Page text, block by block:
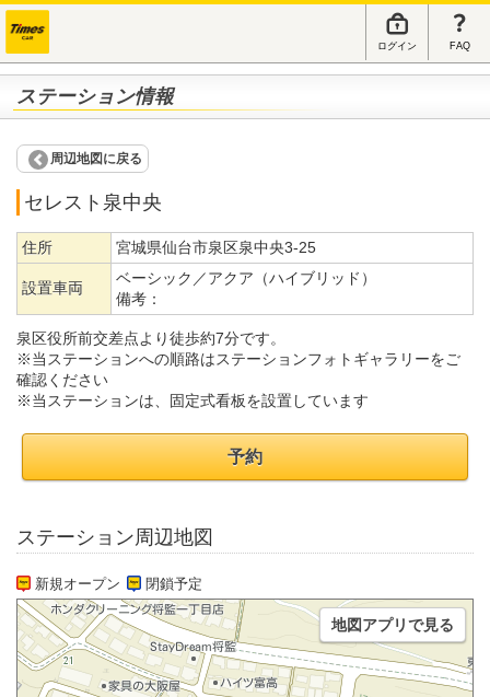
ログイン FAQ
ステーション情報
周辺地図に戻る
セレスト泉中央
住所 宮城県仙台市泉区泉中央3-25
設置車両
ベーシック／アクア（ハイブリッド）
備考：
泉区役所前交差点より徒歩約7分です。
※当ステーションへの順路はステーションフォトギャラリーをご
確認ください
※当ステーションは、固定式看板を設置しています
予約
ステーション周辺地図
新規オープン 閉鎖予定
地図アプリで見る